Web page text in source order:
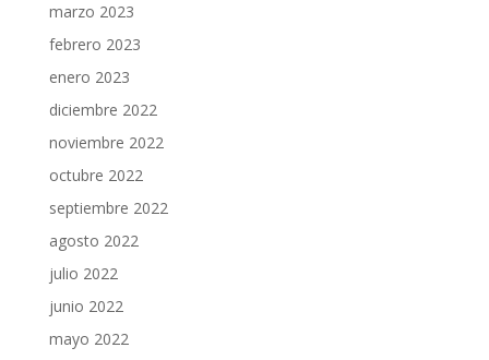
marzo 2023
febrero 2023
enero 2023
diciembre 2022
noviembre 2022
octubre 2022
septiembre 2022
agosto 2022
julio 2022
junio 2022
mayo 2022